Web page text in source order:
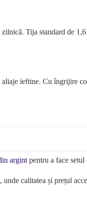
Tija standard de
aliaje ieftine. Cu îngrijire
argint pentru a face setul
, unde calitatea și prețul